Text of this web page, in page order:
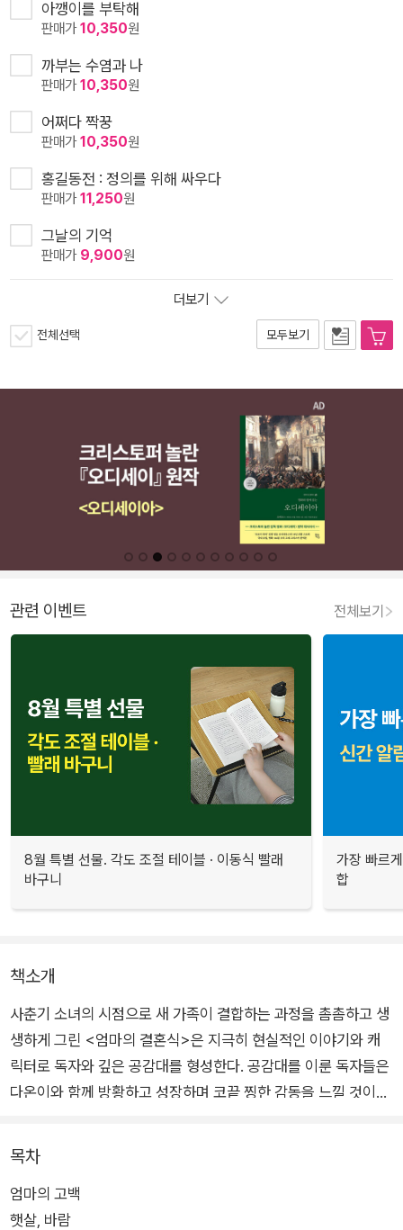
아깽이를 부탁해
판매가10,350원
까부는 수염과 나
판매가10,350원
어쩌다 짝꿍
판매가10,350원
홍길동전 : 정의를 위해 싸우다
판매가11,250원
그날의 기억
판매가 9,900원
더보기
전체선택 모두보기
관련 이벤트 전체보기
8월 특별 선물. 각도 조절 테이블 · 이동식 빨래
바구니
가장 빠르
합
책소개
사춘기 소녀의 시점으로 새 가족이 결합하는 과정을 촘촘하고 생
생하게 그린 <엄마의 결혼식>은 지극히 현실적인 이야기와 캐
릭터로 독자와 깊은 공감대를 형성한다. 공감대를 이룬 독자들은
다온이와 함께 방황하고 성장하며 코끝 찡한 감동을 느낄 것이다.
기는 아이의 정서를 섬세하게 담아낸 성장 동화이다.
목차
엄마의 고백
햇살, 바람